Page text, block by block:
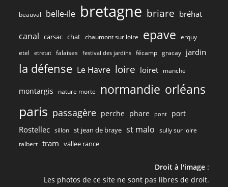
beauval belle-ile bretagne briare bréhat
canal carsac chat chaumont sur loire epave erquy
etel etretat falaises festival des jardins fécamp gracay jardin
la défense Le Havre loire loiret manche
montargis nature morte normandie orléans
paris passagère perche phare pont port
Rostellec sillon st jean de braye st malo sully sur loire
talbert tram vallee rance
Droit à l'image:
Les photos de ce site ne sont pas libres de droit.